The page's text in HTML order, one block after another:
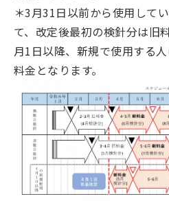
＊3月31日以前から使用して
て、改定後最初の検針分は旧
月1日以降、新規で使用する
料金となります。